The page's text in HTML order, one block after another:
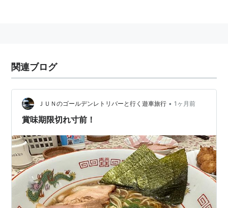
関連ブログ
ＪＵＮのゴールデンレトリバーと行く遊車旅行 • 1ヶ月前
賞味期限切れ寸前！